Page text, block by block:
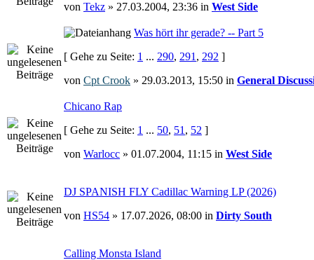
von Tekz » 27.03.2004, 23:36 in West Side
Was hört ihr gerade? -- Part 5
[ Gehe zu Seite: 1 ... 290, 291 , 292 ]
von Cpt Crook » 29.03.2013, 15:50 in General
Chicano Rap
[ Gehe zu Seite: 1 ... 50, 51 , 52 ]
von Warlocc » 01.07.2004, 11:15 in West Side
DJ SPANISH FLY Cadillac Warning LP (2026)
von HS54 » 17.07.2026, 08:00 in Dirty South
Calling Monsta Island